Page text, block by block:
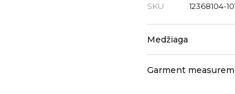
SKU
12368104-
Medžiaga
Garment